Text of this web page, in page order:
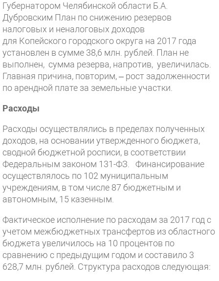
Губернатором Челябинской области Б.А.
Дубровским План по снижению резервов
налоговых и неналоговых доходов
для Копейского городского округа на 2017 года
установлен в сумме 38,6 млн. рублей. План не
выполнен, сумма резерва, напротив, увеличилась.
Главная причина, повторим, – рост задолженности
по арендной плате за земельные участки.
Расходы
Расходы осуществлялись в пределах полученных
доходов, на основании утвержденного бюджета,
сводной бюджетной росписи, в соответствии
Федеральным законом 131-ФЗ. Финансирование
осуществлялось по 102 муниципальным
учреждениям, в том числе 87 бюджетным и
автономным, 15 казенным.
Фактическое исполнение по расходам за 2017 год с
учетом межбюджетных трансфертов из областного
бюджета увеличилось на 10 процентов по
сравнению с предыдущим годом и составило 3
628,7 млн. рублей. Структура расходов следующая: